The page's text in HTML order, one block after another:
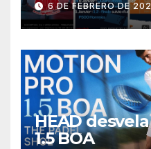
6 DE FEBRERO DE
HEAD
1.5 BOA